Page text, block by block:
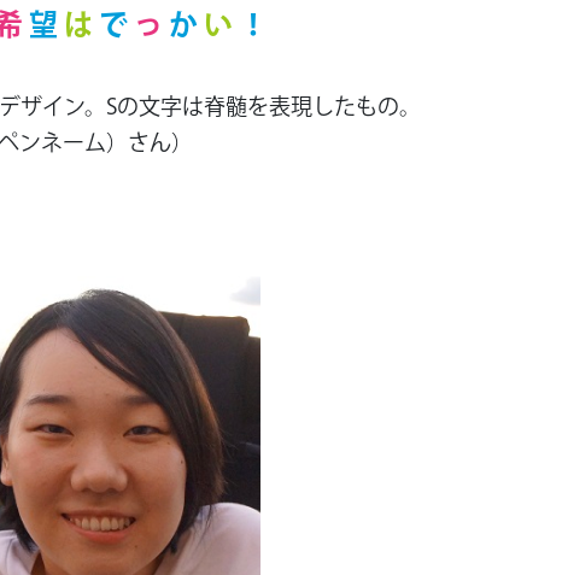
望 は で っ か い ！
イン。Sの文字は脊髄を表現したもの。
ンネーム）さん）